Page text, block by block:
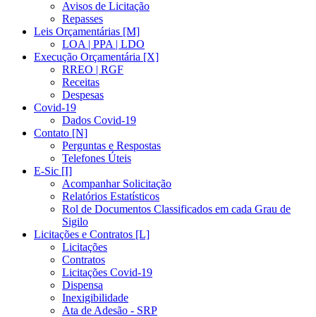
Avisos de Licitação
Repasses
Leis Orçamentárias [M]
LOA | PPA | LDO
Execução Orçamentária [X]
RREO | RGF
Receitas
Despesas
Covid-19
Dados Covid-19
Contato [N]
Perguntas e Respostas
Telefones Úteis
E-Sic [I]
Acompanhar Solicitação
Relatórios Estatísticos
Rol de Documentos Classificados em cada Grau de
Sigilo
Licitações e Contratos [L]
Licitações
Contratos
Licitações Covid-19
Dispensa
Inexigibilidade
Ata de Adesão - SRP